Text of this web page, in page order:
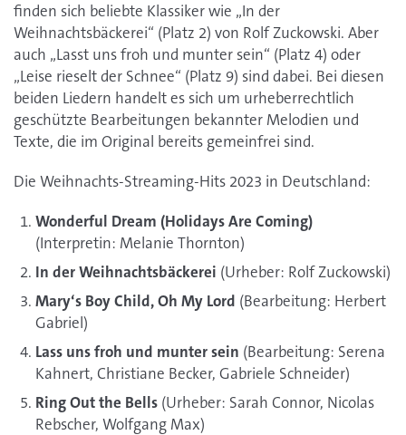
finden sich beliebte Klassiker wie „In der
Weihnachtsbäckerei“ (Platz 2) von Rolf Zuckowski. Aber
auch „Lasst uns froh und munter sein“ (Platz 4) oder
„Leise rieselt der Schnee“ (Platz 9) sind dabei. Bei diesen
beiden Liedern handelt es sich um urheberrechtlich
geschützte Bearbeitungen bekannter Melodien und
Texte, die im Original bereits gemeinfrei sind.
Die Weihnachts-Streaming-Hits 2023 in Deutschland:
Wonderful Dream (Holidays Are Coming)
(Interpretin: Melanie Thornton)
In der Weihnachtsbäckerei (Urheber: Rolf Zuckowski)
Mary‘s Boy Child, Oh My Lord (Bearbeitung: Herbert
Gabriel)
Lass uns froh und munter sein (Bearbeitung: Serena
Kahnert, Christiane Becker, Gabriele Schneider)
Ring Out the Bells (Urheber: Sarah Connor, Nicolas
Rebscher, Wolfgang Max)